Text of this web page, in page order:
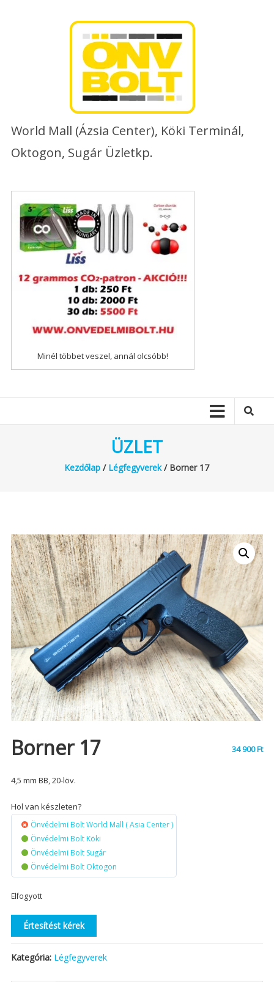
World Mall (Ázsia Center), Köki Terminál,
Oktogon, Sugár Üzletkp.
Minél többet veszel, annál olcsóbb!
ÜZLET
Kezdőlap / Légfegyverek/ Borner 17
Borner 17 34 900Ft
4,5 mm BB, 20-löv.
Hol van készleten?
Önvédelmi Bolt World Mall ( Asia Center )
Önvédelmi Bolt Köki
Önvédelmi Bolt Sugár
Önvédelmi Bolt Oktogon
Elfogyott
Értesítést kérek
Kategória: Légfegyverek